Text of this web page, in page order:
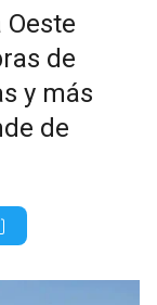
de
y más
de